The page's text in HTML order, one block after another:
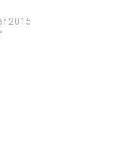
2015